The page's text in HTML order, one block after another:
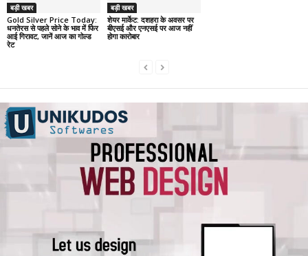
बड़ी खबर
Gold Silver Price Today:
धनतेरस से पहले सोने के भाव में फिर
आई गिरावट, जानें आज का गोल्ड
रेट
बड़ी खबर
शेयर मार्केट: दशहरा के अवसर पर
बीएसई और एनएसई पर आज नहीं
होगा कारोबार